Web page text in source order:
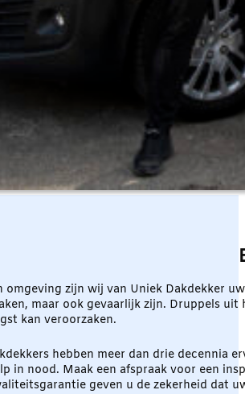
omgeving zijn wij van Uniek Dakdekker
maar ook gevaarlijk zijn. Druppels
kan veroorzaken.
hebben meer dan drie decennia
in nood. Maak een afspraak voor een
geven u de zekerheid dat